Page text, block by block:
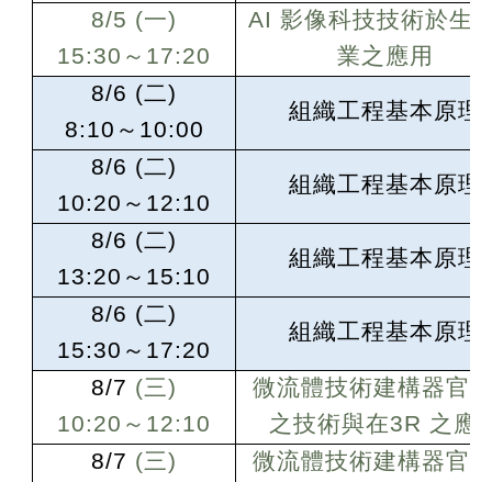
8/5 (一)
15:30 ～17:20
AI 影像科技技術於生
業之應用
8/6 (二)
8:10 ～10:00
組織工程基本原理
8/6 (二)
10:20 ～12:10
組織工程基本原理
8/6 (二)
13:20 ～15:10
組織工程基本原理
8/6 (二)
15:30 ～17:20
組織工程基本原理
8/7 (三)
10:20 ～12:10
微流體技術建構器官
之技術與在3R 之應
8/7 (三)
微流體技術建構器官